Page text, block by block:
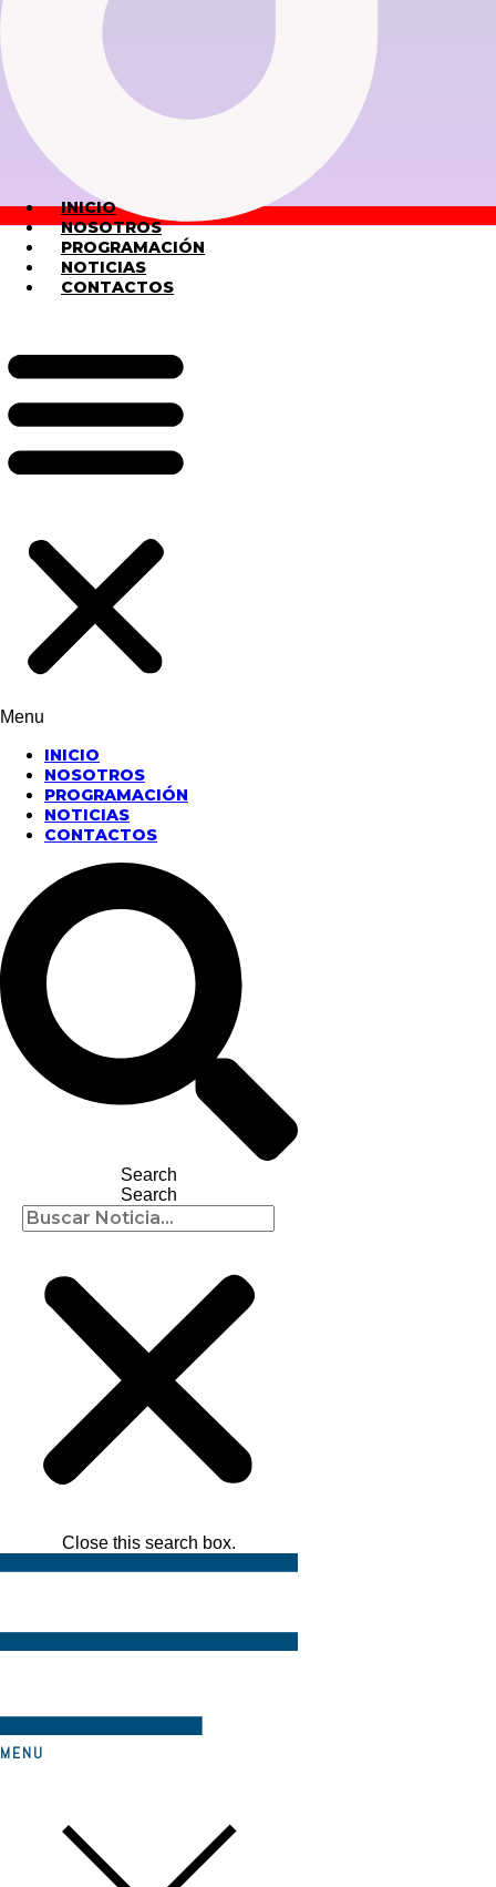
INICIO
NOSOTROS
PROGRAMACIÓN
NOTICIAS
CONTACTOS
Menu
INICIO
NOSOTROS
PROGRAMACIÓN
NOTICIAS
CONTACTOS
Search
Search
Close this search box.
MENU